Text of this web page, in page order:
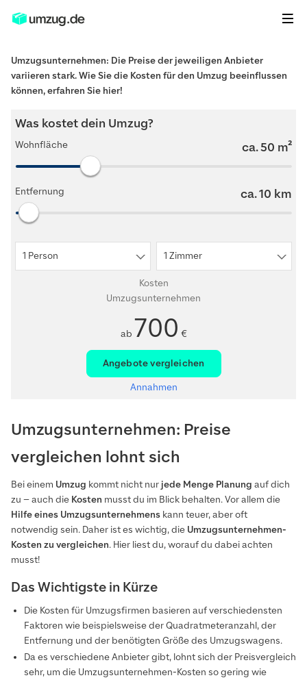
Umzugsunternehmen: Die Preise der jeweiligen Anbieter
variieren stark. Wie Sie die Kosten für den Umzug beeinflussen
können, erfahren Sie hier!
Was kostet dein Umzug?
Wohnfläche ca.50 m²
Entfernung ca.10 km
1 Person 1 Zimmer
Kosten
Umzugsunternehmen
ab 700 €
Angebote vergleichen
Annahmen
Umzugsunternehmen: Preise
vergleichen lohnt sich
Bei einem Umzug kommt nicht nur jede Menge Planung auf dich
zu – auch die Kosten musst du im Blick behalten. Vor allem die
Hilfe eines Umzugsunternehmens kann teuer, aber oft
notwendig sein. Daher ist es wichtig, die Umzugsunternehmen-
Kosten zu vergleichen. Hier liest du, worauf du dabei achten
musst!
Das Wichtigste in Kürze
Die Kosten für Umzugsfirmen basieren auf verschiedensten
Faktoren wie beispielsweise der Quadratmeteranzahl, der
Entfernung und der benötigten Größe des Umzugswagens.
Da es verschiedene Anbieter gibt, lohnt sich der Preisvergleich
sehr, um die Umzugsunternehmen-Kosten so gering wie